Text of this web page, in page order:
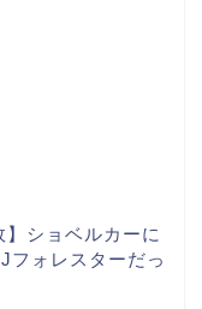
】ショベルカーに
フォレスターだっ